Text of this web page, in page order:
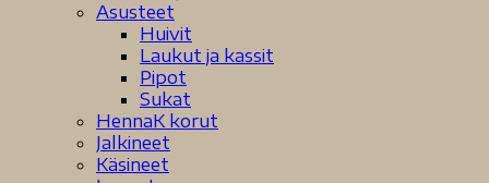
Asusteet
Huivit
Laukut ja kassit
Pipot
Sukat
HennaK korut
Jalkineet
Käsineet